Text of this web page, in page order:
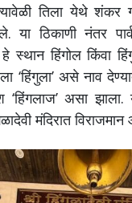
तिला येथे शंकर
या ठिकाणी नंतर
हिंगोल किंवा
‘हिंगुला’ असे नाव
‘हिंगलाज’ असा
मंदिरात